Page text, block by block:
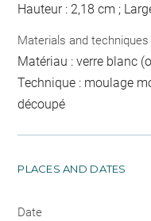
Hauteur : 2,18 cm ;
Materials and techniques
Matériau : verre blanc
Technique : moulage
découpé
PLACES AND DATES
Date